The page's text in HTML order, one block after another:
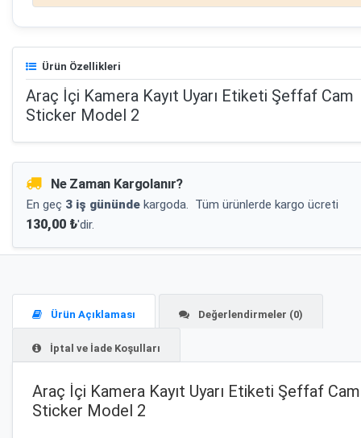
Ürün Özellikleri
Araç İçi Kamera Kayıt Uyarı Etiketi Şeffaf Cam
Sticker Model 2
Ne Zaman Kargolanır?
En geç 3 iş gününde kargoda. Tüm ürünlerde kargo ücreti
130,00 ₺'dir.
Ürün Açıklaması Değerlendirmeler (0)
İptal ve İade Koşulları
Araç İçi Kamera Kayıt Uyarı Etiketi Şeffaf Cam
Sticker Model 2